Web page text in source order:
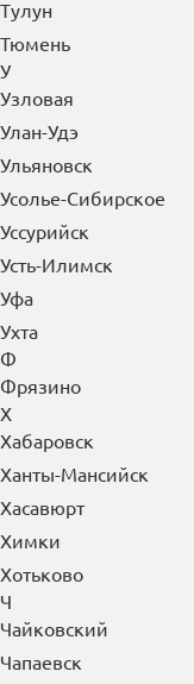
Тула
Тулун
Тюмень
У
Узловая
Улан-Удэ
Ульяновск
Усолье-Сибирское
Уссурийск
Усть-Илимск
Уфа
Ухта
Ф
Фрязино
Х
Хабаровск
Ханты-Мансийск
Хасавюрт
Химки
Хотьково
Ч
Чайковский